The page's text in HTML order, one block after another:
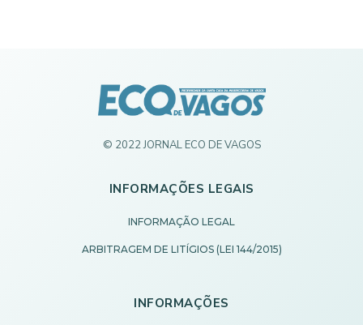
© 2022 JORNAL ECO DE VAGOS
INFORMAÇÕES LEGAIS
INFORMAÇÃO LEGAL
ARBITRAGEM DE LITÍGIOS (LEI 144/2015)
INFORMAÇÕES